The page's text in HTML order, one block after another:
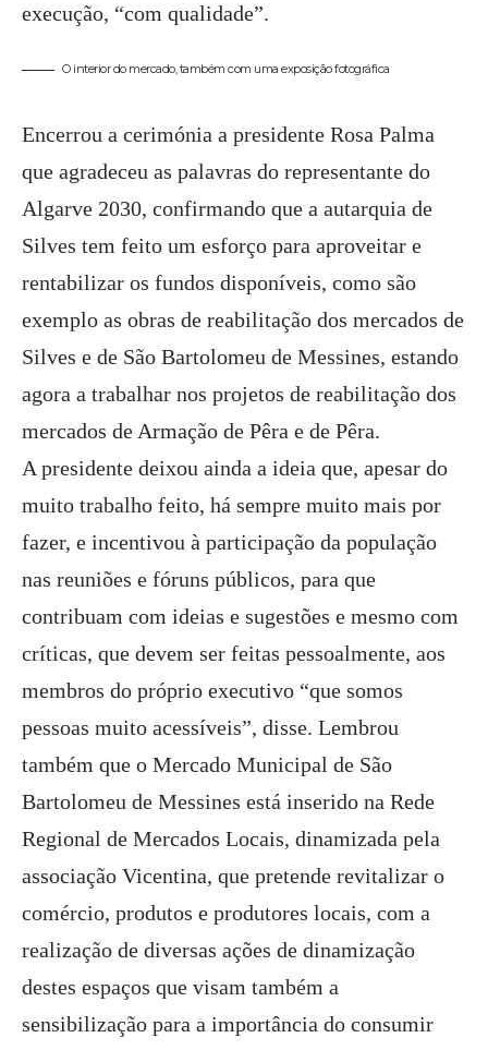
execução, “com qualidade”.
O interior do mercado, também com uma exposição fotográfica
Encerrou a cerimónia a presidente Rosa Palma
que agradeceu as palavras do representante do
Algarve 2030, confirmando que a autarquia de
Silves tem feito um esforço para aproveitar e
rentabilizar os fundos disponíveis, como são
exemplo as obras de reabilitação dos mercados de
Silves e de São Bartolomeu de Messines, estando
agora a trabalhar nos projetos de reabilitação dos
mercados de Armação de Pêra e de Pêra.
A presidente deixou ainda a ideia que, apesar do
muito trabalho feito, há sempre muito mais por
fazer, e incentivou à participação da população
nas reuniões e fóruns públicos, para que
contribuam com ideias e sugestões e mesmo com
críticas, que devem ser feitas pessoalmente, aos
membros do próprio executivo “que somos
pessoas muito acessíveis”, disse. Lembrou
também que o Mercado Municipal de São
Bartolomeu de Messines está inserido na Rede
Regional de Mercados Locais, dinamizada pela
associação Vicentina, que pretende revitalizar o
comércio, produtos e produtores locais, com a
realização de diversas ações de dinamização
destes espaços que visam também a
sensibilização para a importância do consumir